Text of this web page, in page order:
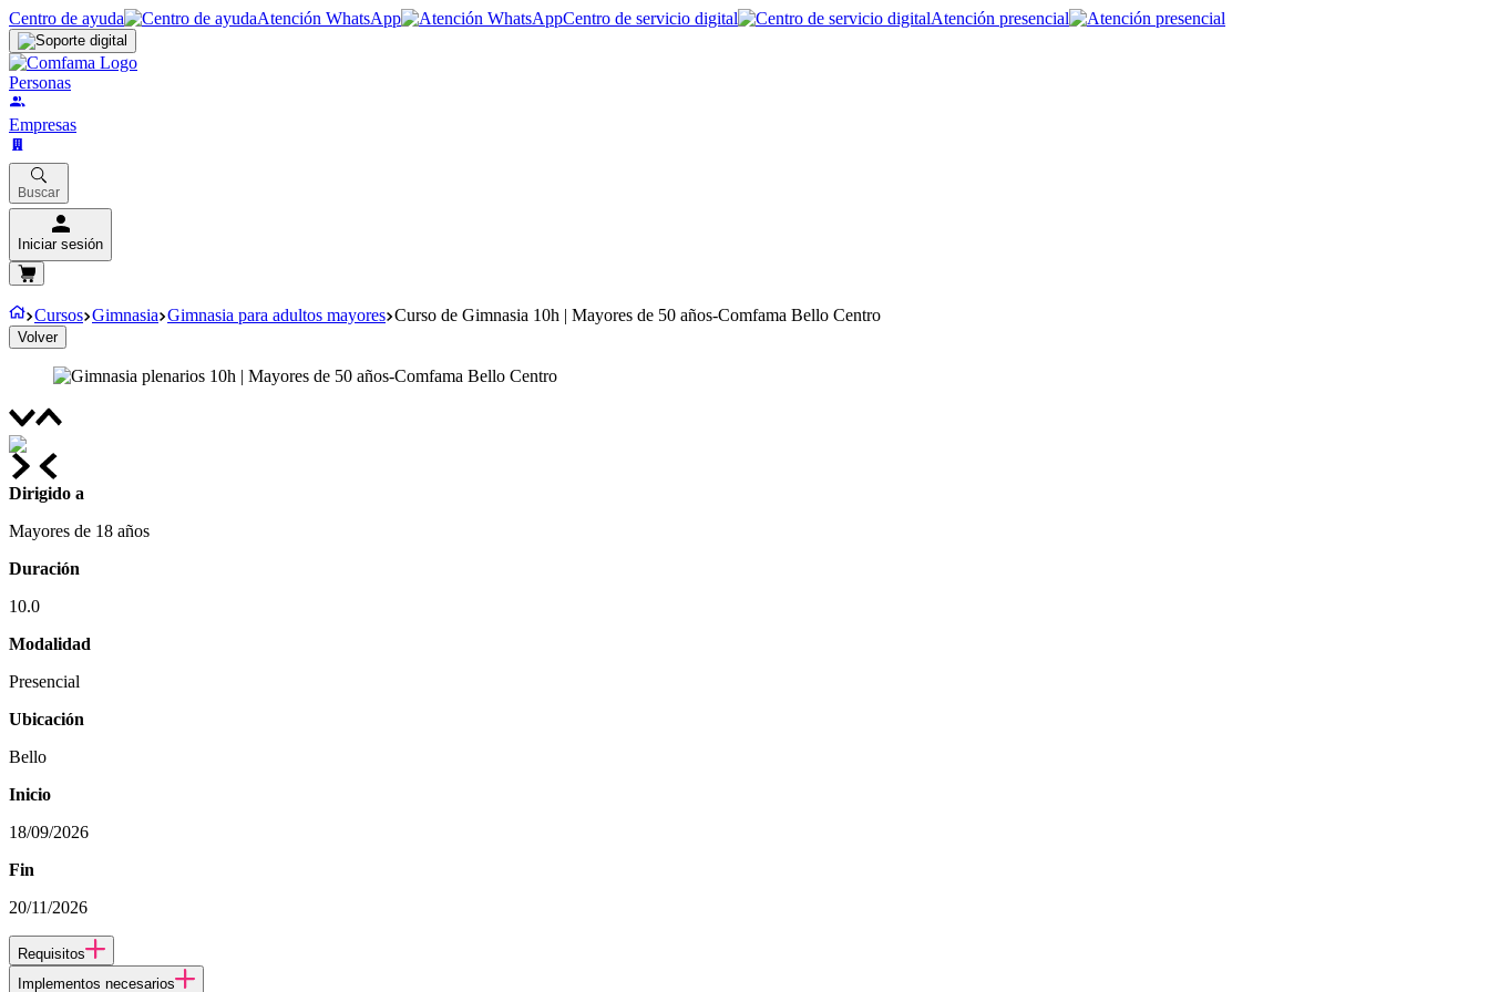
Centro de ayuda Atención WhatsApp Centro de servicio digital Atención presencial
Personas
Empresas
Buscar
Iniciar sesión
Cursos Gimnasia Gimnasia para adultos mayores Curso de Gimnasia 10h | Mayores de 50 años-Comfama Bello Centro
Volver
Dirigido a
Mayores de 18 años
Duración
10.0
Modalidad
Presencial
Ubicación
Bello
Inicio
18/09/2026
Fin
20/11/2026
Requisitos
Implementos necesarios